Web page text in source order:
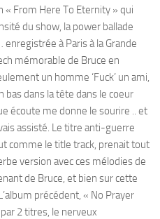
« From Here To Eternity » qui
du show, la power ballade
à Paris à la Grande
mémorable de Bruce en
un homme ‘Fuck’ un ami,
bas dans la tête dans le coeur
écoute me donne le sourire .. et
assisté. Le titre anti-guerre
comme le title track, prenait tout
version avec ces mélodies de
de Bruce, et bien sur cette
précédent, « No Prayer
2 titres, le nerveux